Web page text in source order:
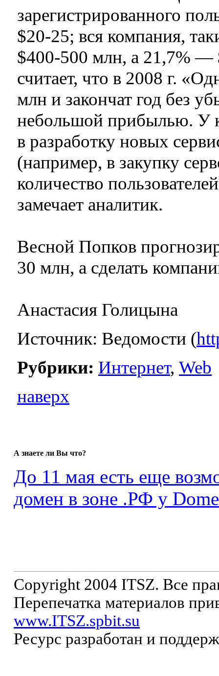
зарегистрированного
$20-25; вся компания,
$400-500 млн, а 21,7% —
считает, что в 2008 г.
млн и закончат год без
небольшой прибылью. У
в разработку новых
(например, в закупку
количество
замечает аналитик.
Весной Попков
30 млн, а сделать
Анастасия Голицына
Источник: Ведомости (
Рубрики: Интернет, Web
наверх
А знаете ли Вы что?
До 11 мая есть еще
домен в зоне .РФ у
Copyright 2004 ITSZ. Все
Перепечатка материалов
www.ITSZ.spbit.su
Ресурс разработан и